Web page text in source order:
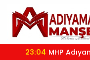
23:04 MHP